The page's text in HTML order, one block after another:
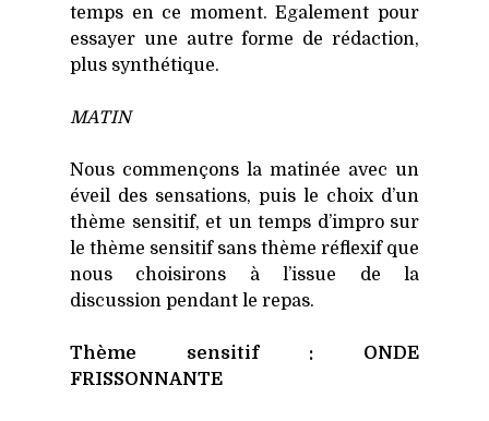
temps en ce moment. Ega­le­ment pour
essayer une autre forme de rédac­tion,
plus syn­thé­tique.
MATIN
Nous com­men­çons la mati­née avec un
éveil des sen­sa­tions, puis le choix d’un
thème sen­si­tif, et un temps d’impro sur
le thème sen­si­tif sans thème réflexif que
nous choi­si­rons à l’issue de la
dis­cus­sion pen­dant le repas.
Thème sen­si­tif : ONDE
FRISSONNANTE